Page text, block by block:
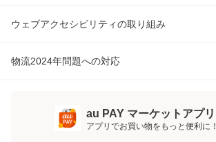
ウェブアクセシビリティの取り組み
物流2024年問題への対応
au PAY マーケットアプリ
アプリでお買い物をもっと便利に！